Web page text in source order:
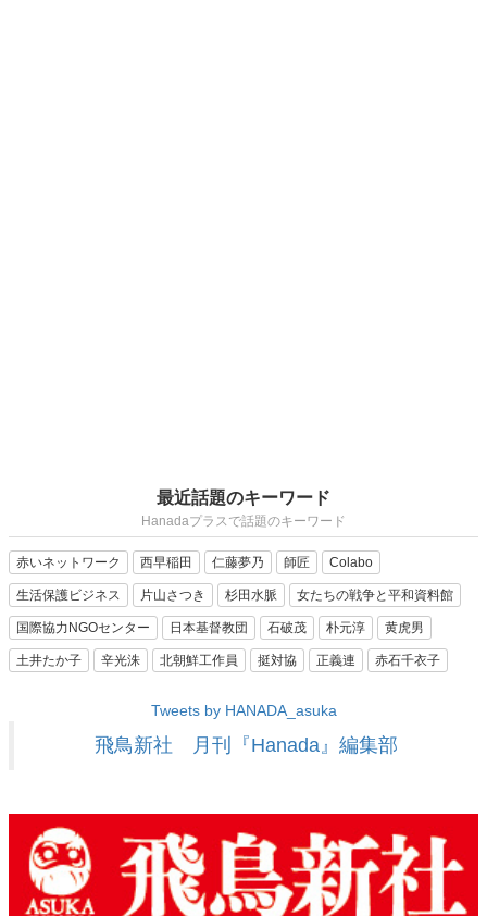
最近話題のキーワード
Hanadaプラスで話題のキーワード
赤いネットワーク 西早稲田 仁藤夢乃 師匠 Colabo
生活保護ビジネス 片山さつき 杉田水脈 女たちの戦争と平和資料館
国際協力NGOセンター 日本基督教団 石破茂 朴元淳 黄虎男
土井たか子 辛光洙 北朝鮮工作員 挺対協 正義連 赤石千衣子
Tweets by HANADA_asuka
飛鳥新社 月刊『Hanada』編集部